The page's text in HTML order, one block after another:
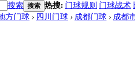
搜索 搜索 热搜: 门球规则 门球战术
方门球 › 四川门球 › 成都门球 › 成都